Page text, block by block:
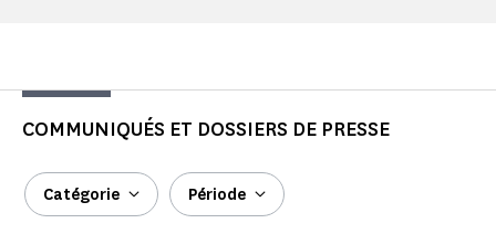
COMMUNIQUÉS ET DOSSIERS DE PRESSE
Catégorie Période